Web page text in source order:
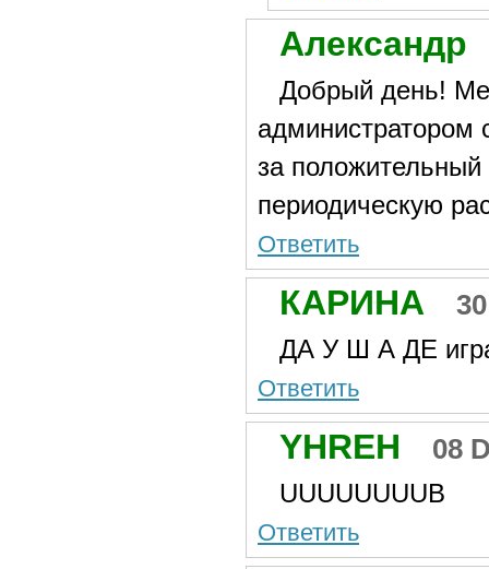
Александр
Добрый день!
администратором
за положительный
периодическую
Ответить
КАРИНА
ДА У Ш А ДЕ
Ответить
YHREH 08
UUUUUUUUB
Ответить